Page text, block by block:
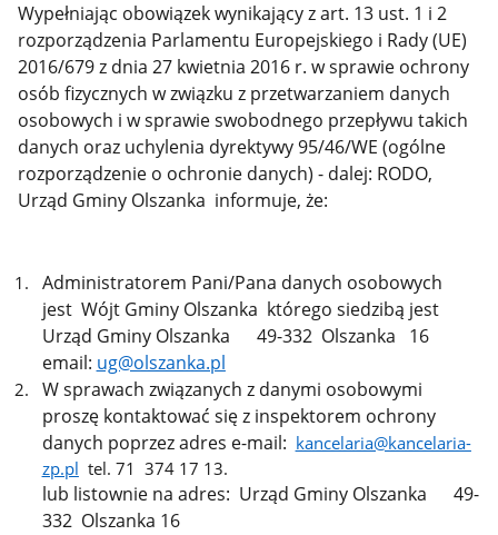
Wypełniając obowiązek wynikający z art. 13 ust. 1 i 2
rozporządzenia Parlamentu Europejskiego i Rady (UE)
2016/679 z dnia 27 kwietnia 2016 r. w sprawie ochrony
osób fizycznych w związku z przetwarzaniem danych
osobowych i w sprawie swobodnego przepływu takich
danych oraz uchylenia dyrektywy 95/46/WE (ogólne
rozporządzenie o ochronie danych) - dalej: RODO,
Urząd Gminy Olszanka informuje, że:
Administratorem Pani/Pana danych osobowych
jest Wójt Gminy Olszanka którego siedzibą jest
Urząd Gminy Olszanka 49-332 Olszanka 16
email: ug@olszanka.pl
W sprawach związanych z danymi osobowymi
proszę kontaktować się z inspektorem ochrony
danych poprzez adres e-mail: kancelaria@kancelaria-
zp.pl tel. 71 374 17 13.
lub listownie na adres: Urząd Gminy Olszanka 49-
332 Olszanka 16